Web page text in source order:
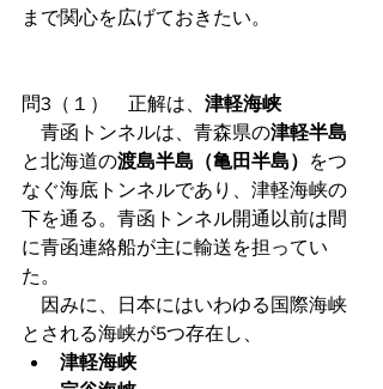
まで関心を広げておきたい。
問3（１）　正解は、 津軽海峡
青函トンネルは、青森県の津軽半島
と北海道の渡島半島（亀田半島）
をつ
なぐ海底トンネルであり、津軽海峡の
下を通る。青函トンネル開通以前は間
に青函連絡船が主に輸送を担ってい
た。
因みに、日本にはいわゆる国際海峡
とされる海峡が5つ存在し、
津軽海峡